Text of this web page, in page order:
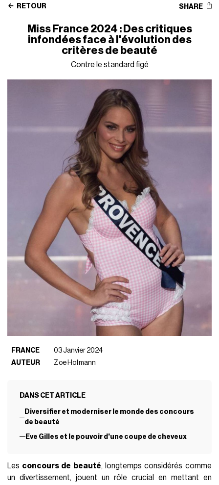
RETOUR SHARE
Miss France 2024 : Des critiques
infondées face à l'évolution des
critères de beauté
Contre le standard figé
FRANCE
03 Janvier 2024
AUTEUR
Zoe Hofmann
DANS CET ARTICLE
Diversifier et moderniser le monde des concours
de beauté
Eve Gilles et le pouvoir d'une coupe de cheveux
Les concours de beauté, longtemps considérés comme
un divertissement, jouent un rôle crucial en mettant en